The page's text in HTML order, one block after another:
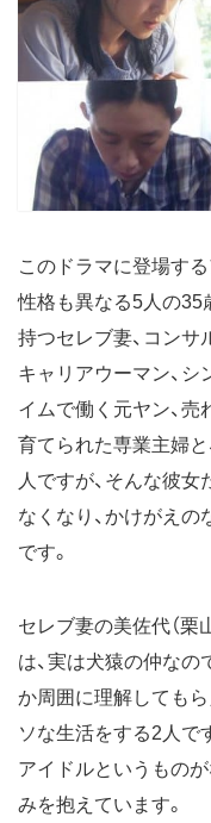
このドラマに登場す
性格も異なる5人の35
持つセレブ妻、コン
キャリアウーマン、
イムで働く元ヤン、売
育てられた専業主婦
人ですが、そんな彼
なくなり、かけがえ
です。
セレブ妻の美佐代（栗
は、実は犬猿の仲なの
か周囲に理解しても
ソな生活をする2人で
アイドルというもの
みを抱えています。